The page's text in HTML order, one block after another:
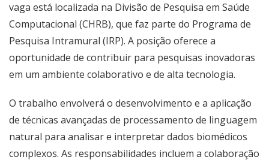
vaga está localizada na Divisão de Pesquisa em Saúde
Computacional (CHRB), que faz parte do Programa de
Pesquisa Intramural (IRP). A posição oferece a
oportunidade de contribuir para pesquisas inovadoras
em um ambiente colaborativo e de alta tecnologia.
O trabalho envolverá o desenvolvimento e a aplicação
de técnicas avançadas de processamento de linguagem
natural para analisar e interpretar dados biomédicos
complexos. As responsabilidades incluem a colaboração